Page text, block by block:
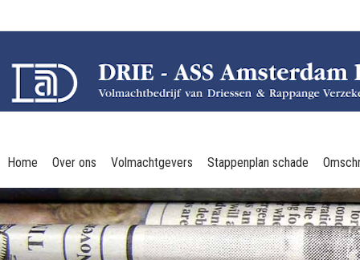
Home Over ons Volmachtgevers Stappenplan schade